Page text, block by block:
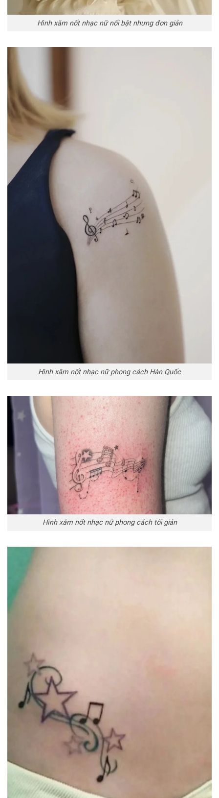
Hình xăm nốt nhạc nữ nổi bật nhưng đơn giản
Hình xăm nốt nhạc nữ phong cách Hàn Quốc
Hình xăm nốt nhạc nữ phong cách tối giản